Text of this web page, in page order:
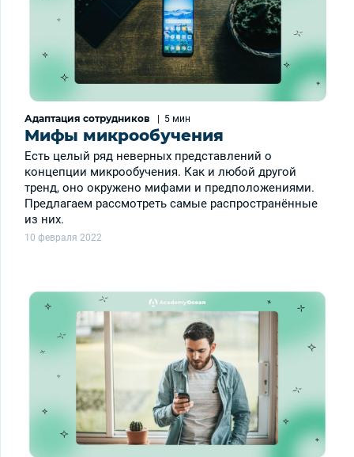
Адаптация сотрудников 5 мин
Мифы микрообучения
Есть целый ряд неверных представлений о
концепции микрообучения. Как и любой другой
тренд, оно окружено мифами и предположениями.
Предлагаем рассмотреть самые распространённые
из них.
10 февраля 2022